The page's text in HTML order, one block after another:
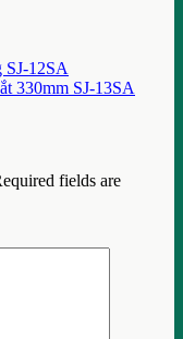
SJ-12SA
330mm SJ-13SA
fields are